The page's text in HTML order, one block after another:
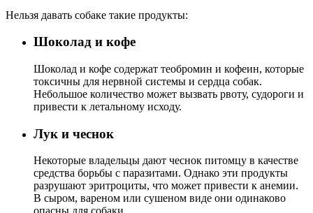
Нельзя давать собаке такие продукты:
Шоколад и кофе
Шоколад и кофе содержат теобромин и кофеин, которые
токсичны для нервной системы и сердца собак.
Небольшое количество может вызвать рвоту, судороги и
привести к летальному исходу.
Лук и чеснок
Некоторые владельцы дают чеснок питомцу в качестве
средства борьбы с паразитами. Однако эти продукты
разрушают эритроциты, что может привести к анемии.
В сыром, вареном или сушеном виде они одинаково